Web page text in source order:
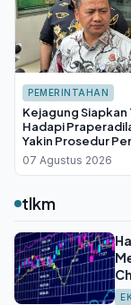
PEMERINTAHAN
Kejagung Siapkan
Hadapi
Yakin Prosedur
Tersangka Sah
07 Agustus 2026
tlkm